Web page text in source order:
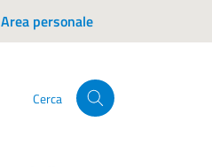
Area personale
Cerca